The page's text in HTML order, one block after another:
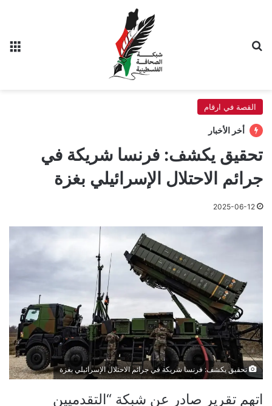
القصة في ارقام
أخر الأخبار
تحقيق يكشف: فرنسا شريكة في
جرائم الاحتلال الإسرائيلي بغزة
2025-06-12
تحقيق يكشف: فرنسا شريكة في جرائم الاحتلال الإسرائيلي بغزة
اتهم تقرير صادر عن شبكة “التقدميين